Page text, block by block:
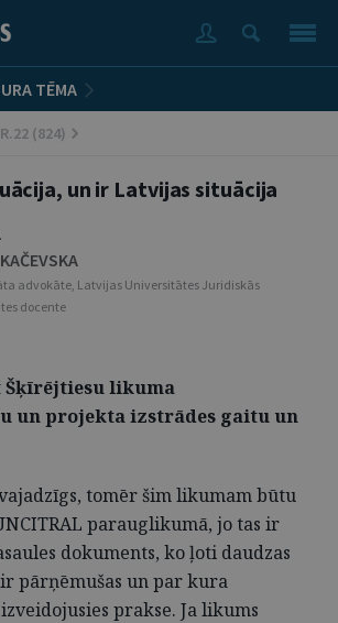
TĒMA
(824)
un ir Latvijas situācija
advokāte, Latvijas Universitātes Juridiskās
docente
Šķīrējtiesu likuma
un projekta izstrādes gaitu un
tomēr šim likumam būtu
parauglikumā, jo tas ir
dokuments, ko ļoti daudzas
pārņēmušas un par kura
prakse. Ja likums